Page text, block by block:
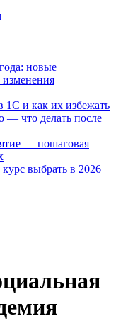
новые
изменения
и как их избежать
— что делать после
— пошаговая
выбрать в 2026